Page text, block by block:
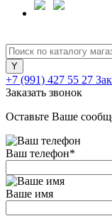
+7 (991) 427 55 27
Заказать звонок
Оставьте Ваше
Ваш телефон*
Ваше имя